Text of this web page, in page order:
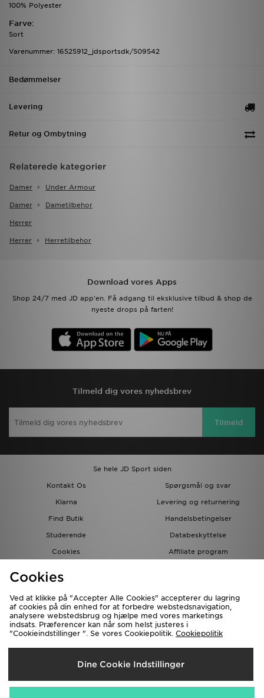
100% Polyester
Farve:
Sort
Varenummer: 16525912_jdsportsdk/509542
Bedømmelser
Levering
Retur og Ombytning
Relaterede kategorier
Damer Under Armour
Damer Dametilbehor
Herrer
Herrer Herretilbehor
Download vores Apps
Shop 24/7 med JD app'en. Få adgang til eksklusive tilbud & shop de
nyeste drops på farten!
Tilmeld dig vores nyhedsbrev
Tilmeld
Se hele JD Sport siden
Kontakt Os
Spørgsmål og svar
Klarna
Levering og returnering
Find Butik
Handelsbetingelser
Studerende
Databeskyttelse
Cookies
Affiliate program
Forsendelse Til
Danmark
Cookies
Ved at klikke på "Accepter Alle Cookies" accepterer du lagring
af cookies på din enhed for at forbedre webstedsnavigation,
analysere webstedsbrug og hjælpe med vores marketings
indsats. Præferencer kan når som helst justeres i
"Cookieindstillinger ". Se vores Cookiepolitik. Cookiepolitik
Dine Cookie Indstillinger